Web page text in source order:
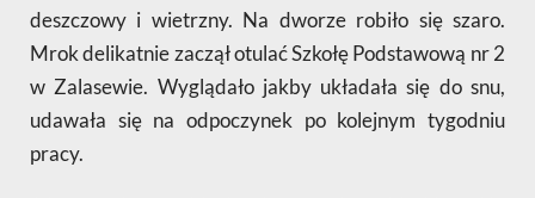
deszczowy i wietrzny. Na dworze robiło się szaro.
Mrok delikatnie zaczął otulać Szkołę Podstawową nr 2
w Zalasewie. Wyglądało jakby układała się do snu,
udawała się na odpoczynek po kolejnym tygodniu
pracy.